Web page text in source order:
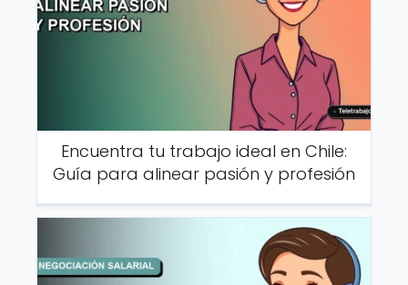
Encuentra tu trabajo ideal en Chile:
Guía para alinear pasión y profesión